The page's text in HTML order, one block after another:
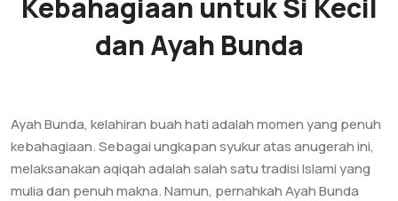
Kebahagiaan untuk Si Kecil
dan Ayah Bunda
Ayah Bunda, kelahiran buah hati adalah momen yang penuh
kebahagiaan. Sebagai ungkapan syukur atas anugerah ini,
melaksanakan aqiqah adalah salah satu tradisi Islami yang
mulia dan penuh makna. Namun, pernahkah Ayah Bunda